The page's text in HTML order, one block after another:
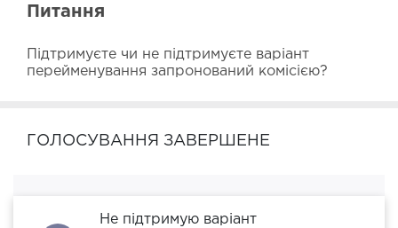
Питання
Підтримуєте чи не підтримуєте варіант
перейменування запронований комісією?
ГОЛОСУВАННЯ ЗАВЕРШЕНЕ
Не підтримую варіант